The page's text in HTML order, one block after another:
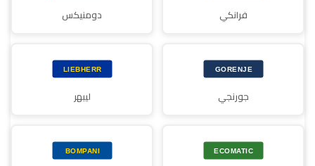
فرانكي دومنيكس
جورنجي ليبهر